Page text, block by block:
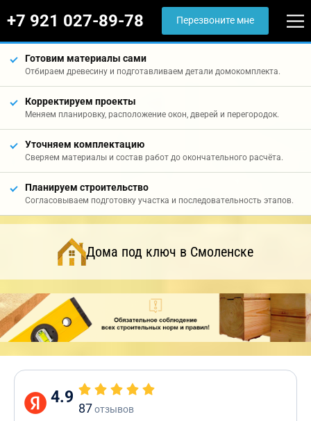
+7 921 027-89-78 Перезвоните мне
Готовим материалы сами
Отбираем древесину и подготавливаем детали домокомплекта.
Корректируем проекты
Меняем планировку, расположение окон, дверей и перегородок.
Уточняем комплектацию
Сверяем материалы и состав работ до окончательного расчёта.
Планируем строительство
Согласовываем подготовку участка и последовательность этапов.
Дома под ключ в Смоленске
4.9
87отзывов